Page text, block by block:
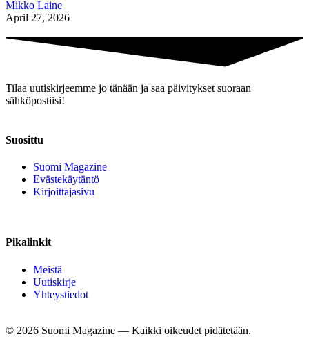
Mikko Laine
April 27, 2026
Tilaa uutiskirjeemme jo tänään ja saa päivitykset suoraan
sähköpostiisi!
Suosittu
Suomi Magazine
Evästekäytäntö
Kirjoittajasivu
Pikalinkit
Meistä
Uutiskirje
Yhteystiedot
© 2026 Suomi Magazine — Kaikki oikeudet pidätetään.